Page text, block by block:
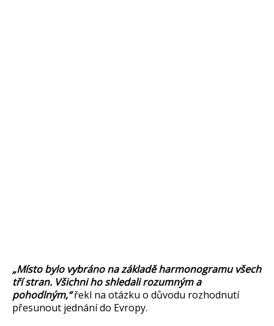
„Místo bylo vybráno na základě harmonogramu všech
tří stran. Všichni ho shledali rozumným a
pohodlným,“řekl na otázku o důvodu rozhodnutí
přesunout jednání do Evropy.